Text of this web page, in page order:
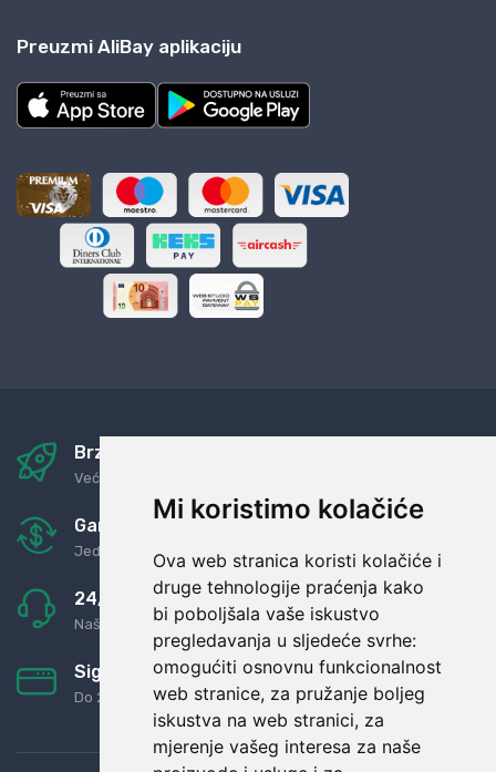
Mi koristimo kolačiće
Ova web stranica koristi kolačiće i
druge tehnologije praćenja kako
bi poboljšala vaše iskustvo
pregledavanja u sljedeće svrhe:
omogućiti osnovnu funkcionalnost
web stranice, za pružanje boljeg
iskustva na web stranici, za
mjerenje vašeg interesa za naše
Preuzmi AliBay aplikaciju
Brza i sigurna dostava
Već za nekoliko dana kod vas
Garancija u povrat novaca
Jednostavno pravilo: Roba za novac
24/7 odlična podrška
Naši agenti uvijek na raspolaganju
Sigurno obročno plaćanje
Do 24 rata bez kamata